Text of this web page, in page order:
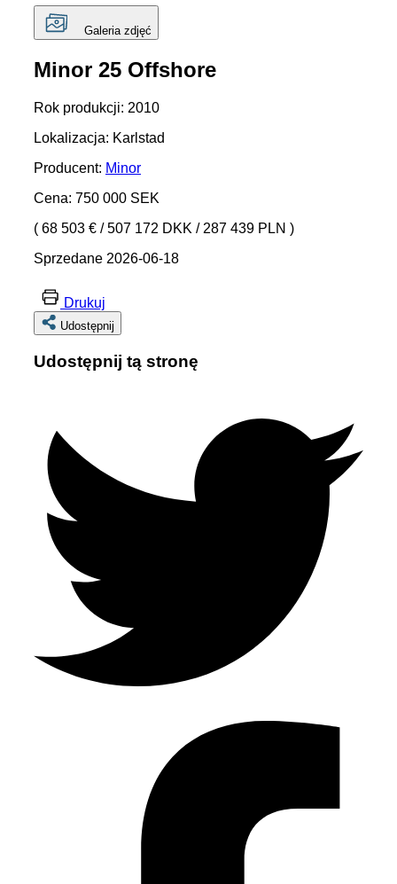
Galeria zdjęć
Minor 25 Offshore
Rok produkcji: 2010
Lokalizacja: Karlstad
Producent: Minor
Cena: 750 000 SEK
( 68 503 € /507 172 DKK /287 439 PLN )
Sprzedane 2026-06-18
Drukuj
Udostępnij
Udostępnij tą stronę